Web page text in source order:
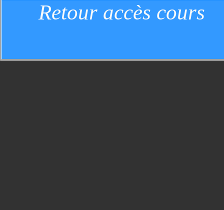
sont déclenchées uniquement par
Retour accès cours